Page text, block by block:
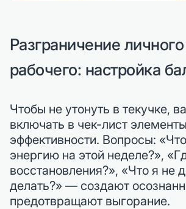
Разграничение
рабочего: настройка
Чтобы не утонуть в текучке,
включать в чек-лист
эффективности. Вопросы:
энергию на этой неделе?»,
восстановления?», «Что я не
делать?» — создают
предотвращают выгорание.